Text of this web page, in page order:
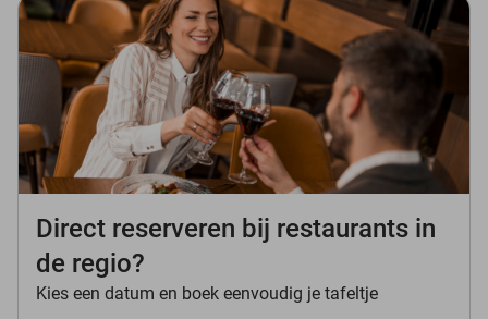
Direct reserveren bij restaurants in
de regio?
Kies een datum en boek eenvoudig je tafeltje